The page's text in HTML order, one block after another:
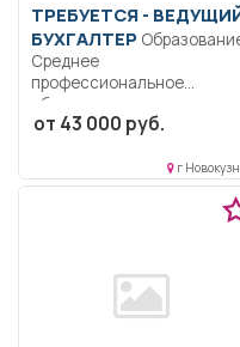
ТРЕБУЕТСЯ -
БУХГАЛТЕР
Среднее
профессиональное
образование..
Своевременно, полно и
от 43 000 руб.
г